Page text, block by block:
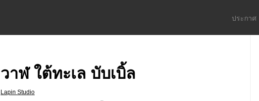
ประกาศ
วาฬ ใต้ทะเล บับเบิ้ล
Lapin Studio